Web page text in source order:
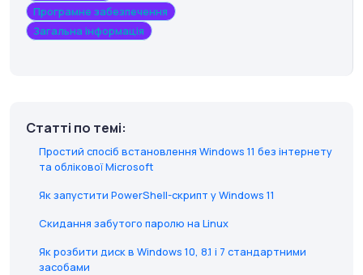
Програмне забезпечення
Загальна інформація
Статті по темі:
Простий спосіб встановлення Windows 11 без інтернету
та облікової Microsoft
Як запустити PowerShell-скрипт у Windows 11
Скидання забутого паролю на Linux
Як розбити диск в Windows 10, 8.1 і 7 стандартними
засобами